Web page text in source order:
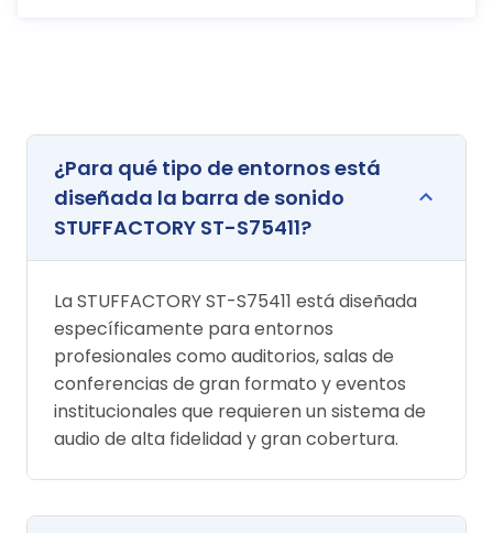
¿Para qué tipo de entornos está
diseñada la barra de sonido
STUFFACTORY ST-S75411?
La STUFFACTORY ST-S75411 está diseñada
específicamente para entornos
profesionales como auditorios, salas de
conferencias de gran formato y eventos
institucionales que requieren un sistema de
audio de alta fidelidad y gran cobertura.